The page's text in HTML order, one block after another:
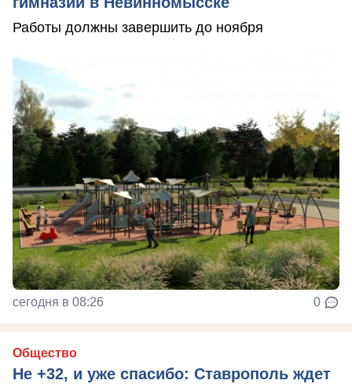
Работы должны завершить до ноября
сегодня в 08:26 0
Общество
Не +32, и уже спасибо: Ставрополь ждет